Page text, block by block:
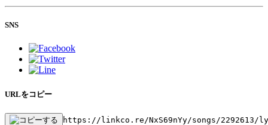
SNS
URLをコピー
https://linkco.re/NxS69nYy/songs/2292613/